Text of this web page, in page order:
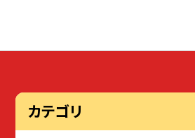
カテゴリ